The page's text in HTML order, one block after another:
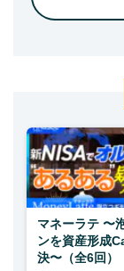
マネーラテ 〜
ンを資産形成
決〜（全6回）